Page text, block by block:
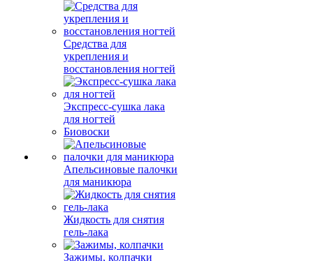
Средства для
укрепления и
восстановления ногтей
Экспресс-сушка лака
для ногтей
Биовоски
Апельсиновые палочки
для маникюра
Жидкость для снятия
гель-лака
Зажимы, колпачки